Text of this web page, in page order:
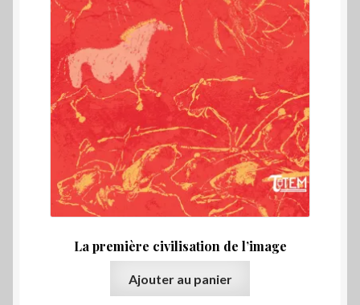
La première civilisation de l’image
Ajouter au panier